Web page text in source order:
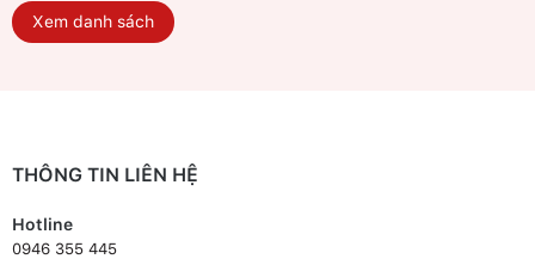
Xem danh sách
THÔNG TIN LIÊN HỆ
Hotline
0946 355 445